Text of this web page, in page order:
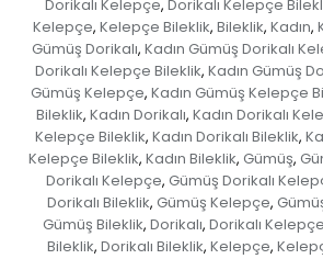
Dorikalı Kelepçe, Dorikalı Kelepçe
Kelepçe, Kelepçe Bileklik, Bileklik, Kadın,
Gümüş Dorikalı, Kadın Gümüş Dorikalı
Dorikalı Kelepçe Bileklik, Kadın Gümüş
Gümüş Kelepçe, Kadın Gümüş Kelepçe
Bileklik, Kadın Dorikalı, Kadın Dorikalı
Kelepçe Bileklik, Kadın Dorikalı Bileklik,
Kelepçe Bileklik, Kadın Bileklik, Gümüş,
Dorikalı Kelepçe, Gümüş Dorikalı
Dorikalı Bileklik, Gümüş Kelepçe,
Gümüş Bileklik, Dorikalı, Dorikalı Kelepçe
Bileklik, Dorikalı Bileklik, Kelepçe,